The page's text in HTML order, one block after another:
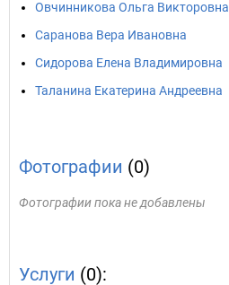
Овчинникова Ольга Викторовна
Саранова Вера Ивановна
Сидорова Елена Владимировна
Таланина Екатерина Андреевна
Фотографии (0)
Фотографии пока не добавлены
Услуги (0):